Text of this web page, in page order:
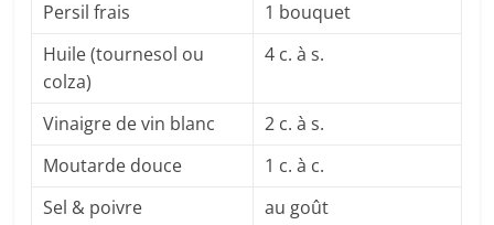
Persil frais
1 bouquet
Huile (tournesol ou
colza)
4 c. à s.
Vinaigre de vin blanc
2 c. à s.
Moutarde douce
1 c. à c.
Sel & poivre
au goût